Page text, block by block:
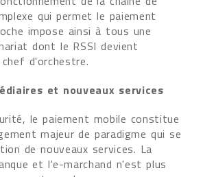
qui permet le paiement
impose ainsi à tous une
dont le RSSI devient
d'orchestre.
et nouveaux services
le paiement mobile constitue
majeur de paradigme qui se
de nouveaux services. La
et l'e-marchand n'est plus